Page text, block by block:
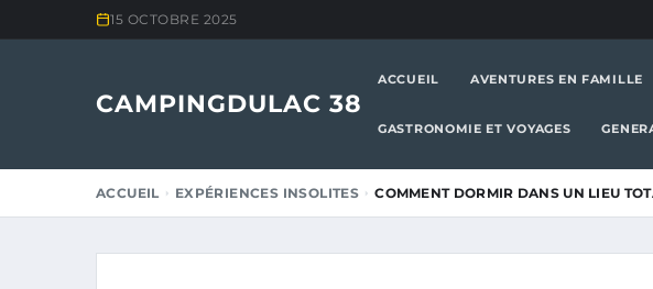
15 OCTOBRE 2025
CAMPINGDULAC 38
ACCUEIL AVENTURES EN FAMILLE
GASTRONOMIE ET VOYAGES
ACCUEIL EXPÉRIENCES INSOLITES COMMENT DORMIR DANS UN LIEU